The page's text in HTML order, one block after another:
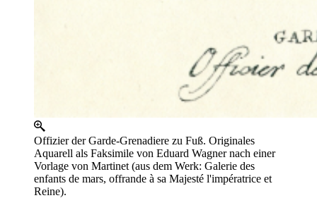
Offizier der Garde-Grenadiere zu Fuß. Originales
Aquarell als Faksimile von Eduard Wagner nach einer
Vorlage von Martinet (aus dem Werk: Galerie des
enfants de mars, offrande à sa Majesté l'impératrice et
Reine).